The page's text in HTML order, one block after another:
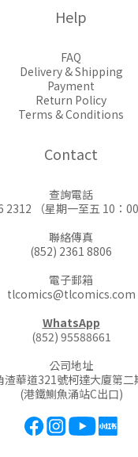
Help
FAQ
Delivery & Shipping
Payment
Return Policy
Terms & Conditions
Contact
查詢電話
2312 （星期一至五 10：00
聯絡傳真
(852) 2361 8806
電子郵箱
tlcomics@tlcomics.com
WhatsApp
(852) 95588661
公司地址
渣華道321號柯達大廈第二
(港鐵鰂魚涌站C出口)